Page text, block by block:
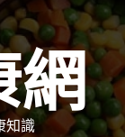
網
知識